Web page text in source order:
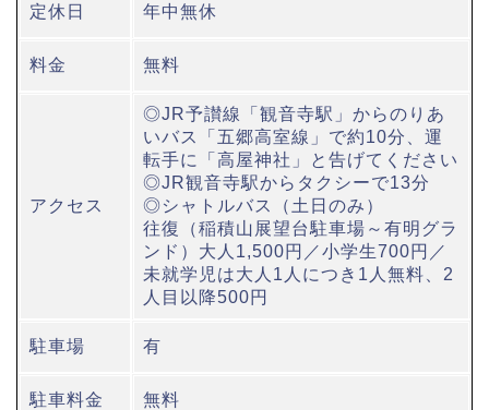
定休日 年中無休
料金 無料
アクセス
◎JR予讃線「観音寺駅」からのりあ
いバス「五郷高室線」で約10分、運
転手に「高屋神社」と告げてください
◎JR観音寺駅からタクシーで13分
◎シャトルバス（土日のみ）
往復（稲積山展望台駐車場～有明グラ
ンド）大人1,500円／小学生700円／
未就学児は大人1人につき1人無料、2
人目以降500円
駐車場 有
駐車料金 無料